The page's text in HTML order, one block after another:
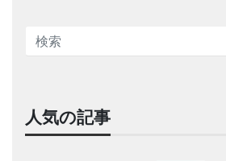
人気の記事